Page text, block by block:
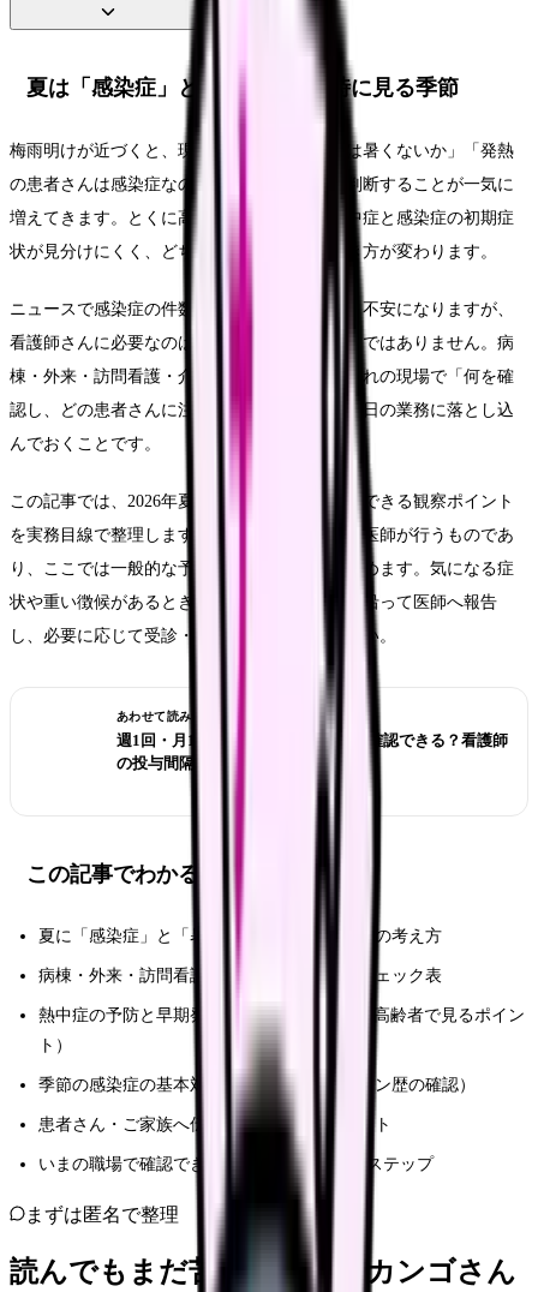
夏は「感染症」と「暑さ」を同時に見る季節
梅雨明けが近づくと、現場では「今日の病室は暑くないか」「発熱
の患者さんは感染症なのか脱水なのか」と、判断することが一気に
増えてきます。とくに高齢の患者さんは、熱中症と感染症の初期症
状が見分けにくく、どちらを先に疑うかで動き方が変わります。
ニュースで感染症の件数や猛暑の予報を見ると不安になりますが、
看護師さんに必要なのは「件数を覚えること」ではありません。病
棟・外来・訪問看護・介護施設という、それぞれの現場で「何を確
認し、どの患者さんに注意を向けるか」を、毎日の業務に落とし込
んでおくことです。
この記事では、2026年夏に向けて、現場で確認できる観察ポイント
を実務目線で整理します。診断や治療の判断は医師が行うものであ
り、ここでは一般的な予防と観察の範囲にとどめます。気になる症
状や重い徴候があるときは、院内の取り決めに沿って医師へ報告
し、必要に応じて受診・救急につなげてください。
あわせて読みたい
週1回・月1回の注射、前回投与日は確認できる？看護師
の投与間隔チェック
この記事でわかること
夏に「感染症」と「暑さ」を同時に見るときの考え方
病棟・外来・訪問看護・介護施設の現場別チェック表
熱中症の予防と早期発見（暑さ指数WBGT・高齢者で見るポイン
ト）
季節の感染症の基本対策（手指衛生・ワクチン歴の確認）
患者さん・ご家族へ伝えるときの説明ポイント
いまの職場で確認できることと、まとめの3ステップ
まずは匿名で整理
読んでもまだ苦しいなら、カンゴさん